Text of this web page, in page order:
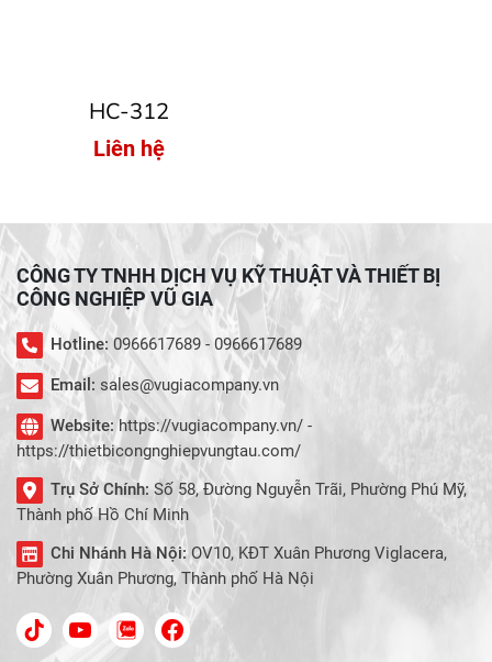
HC-312
Liên hệ
CÔNG TY TNHH DỊCH VỤ KỸ THUẬT VÀ THIẾT BỊ
CÔNG NGHIỆP VŨ GIA
Hotline: 0966617689 - 0966617689
Email: sales@vugiacompany.vn
Website: https://vugiacompany.vn/ -
https://thietbicongnghiepvungtau.com/
Trụ Sở Chính: Số 58, Đường Nguyễn Trãi, Phường Phú Mỹ,
Thành phố Hồ Chí Minh
Chi Nhánh Hà Nội:OV10, KĐT Xuân Phương Viglacera,
Phường Xuân Phương, Thành phố Hà Nội